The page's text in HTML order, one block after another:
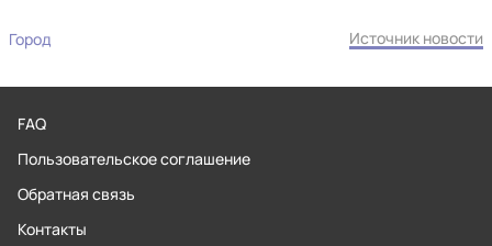
Город Источник новости
FAQ
Пользовательское соглашение
Обратная связь
Контакты